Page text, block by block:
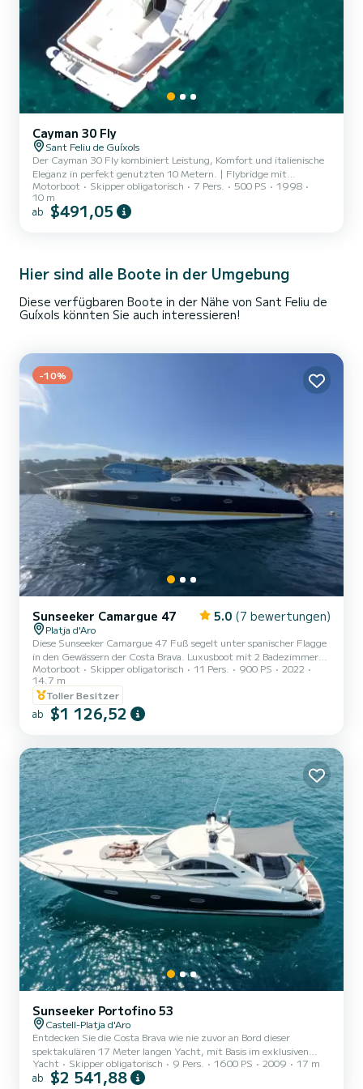
Cayman 30 Fly
Sant Feliu de Guíxols
Der Cayman 30 Fly kombiniert Leistung, Komfort und italienische
Eleganz in perfekt genutzten 10 Metern. | Flybridge mit
Panoramablick, großes Cockpit und Sonnendeck ideal für Gruppen,
Familien oder Paare, die das Meer genießen möchten. |
Doppelmotor Diesel, Stabilität und ausgestattete Kabine: perfekt
Motorboot Skipper obligatorisch 7 Pers. 500 PS
1998
10 m
ab $491,05
Hier sind alle Boote in der Umgebung
Diese verfügbaren Boote in der Nähe von Sant Feliu de
Guíxols könnten Sie auch interessieren!
-10%
Sunseeker Camargue 47 5.0 (7 bewertungen)
Platja d'Aro
Diese Sunseeker Camargue 47 Fuß segelt unter spanischer Flagge
in den Gewässern der Costa Brava. Luxusboot mit 2 Badezimmern,
1 Hauptschlafzimmer und 2 Einzelbetten. Küche und
Wohnzimmer. Luxuriöse Sitzgelegenheiten an Deck mit
Außenküche. Großes Loungedeck
Motorboot Skipper obligatorisch 11 Pers. 900 PS
2022
14.7 m
Toller Besitzer
ab $1 126,52
Sunseeker Portofino 53
Castell-Platja d'Aro
Entdecken Sie die Costa Brava wie nie zuvor an Bord dieser
spektakulären 17 Meter langen Yacht, mit Basis im exklusiven
Nàutic Port d'Aro. Ausgestattet mit 2 leistungsstarken 800 PS
MAN-Motoren, kombiniert diese Yacht Design, Komfort und
Yacht Skipper obligatorisch 9 Pers. 1600 PS 2009 17 m
ab $2 541,88